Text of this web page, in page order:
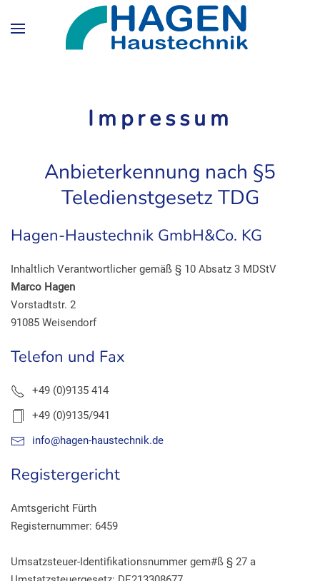
Skip to main content
Impressum
Anbieterkennung nach §5
Teledienstgesetz TDG
Hagen-Haustechnik GmbH&Co. KG
Inhaltlich Verantwortlicher gemäß § 10 Absatz 3 MDStV
Marco Hagen
Vorstadtstr. 2
91085 Weisendorf
Telefon und Fax
+49 (0)9135 414
+49 (0)9135/941
info@hagen-haustechnik.de
Registergericht
Amtsgericht Fürth
Registernummer: 6459
Umsatzsteuer-Identifikationsnummer gem#ß § 27 a